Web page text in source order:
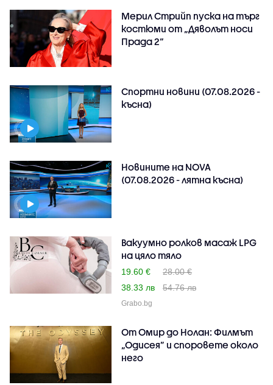
Мерил Стрийп пуска на търг
костюми от „Дяволът носи
Прада 2“
Спортни новини (07.08.2026 -
късна)
Новините на NOVA
(07.08.2026 - лятна късна)
Вакуумно ролков масаж LPG
на цяло тяло
19.60 €
28.00 €
38.33 лв
54.76 лв
Grabo.bg
От Омир до Нолан: Филмът
„Одисея” и споровете около
него